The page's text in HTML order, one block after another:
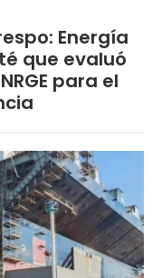
Energía
que evaluó
para el